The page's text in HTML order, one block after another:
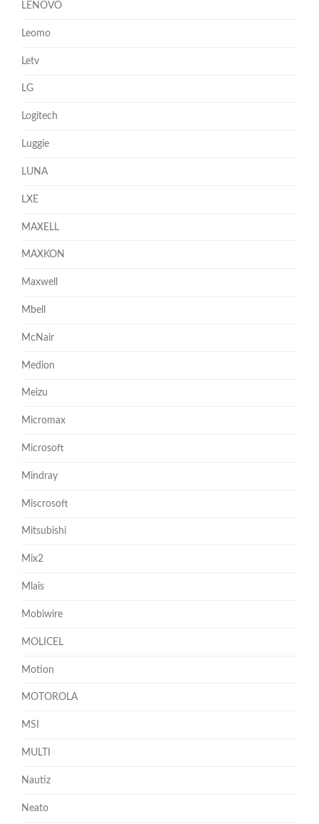
LENOVO
Leomo
Letv
LG
Logitech
Luggie
LUNA
LXE
MAXELL
MAXKON
Maxwell
Mbell
McNair
Medion
Meizu
Micromax
Microsoft
Mindray
Miscrosoft
Mitsubishi
Mix2
Mlais
Mobiwire
MOLICEL
Motion
MOTOROLA
MSI
MULTI
Nautiz
Neato